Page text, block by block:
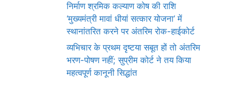
निर्माण श्रमिक कल्याण कोष की राशि
‘मुख्यमंत्री मावां धीयां सत्कार योजना’ में
स्थानांतरित करने पर अंतरिम रोक-हाईकोर्ट
व्यभिचार के प्रथम दृष्टया सबूत हों तो अंतरिम
भरण-पोषण नहीं; सुप्रीम कोर्ट ने तय किया
महत्वपूर्ण कानूनी सिद्धांत